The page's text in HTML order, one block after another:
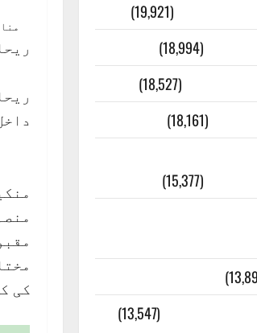
کی
(19,921)
(18,994)
(18,527)
(18,161)
(15,377)
(13,547)